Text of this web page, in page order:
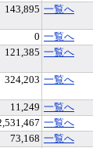
143,895 一覧へ
0 一覧へ
121,385 一覧へ
324,203 一覧へ
11,249 一覧へ
一覧へ
73,168 一覧へ